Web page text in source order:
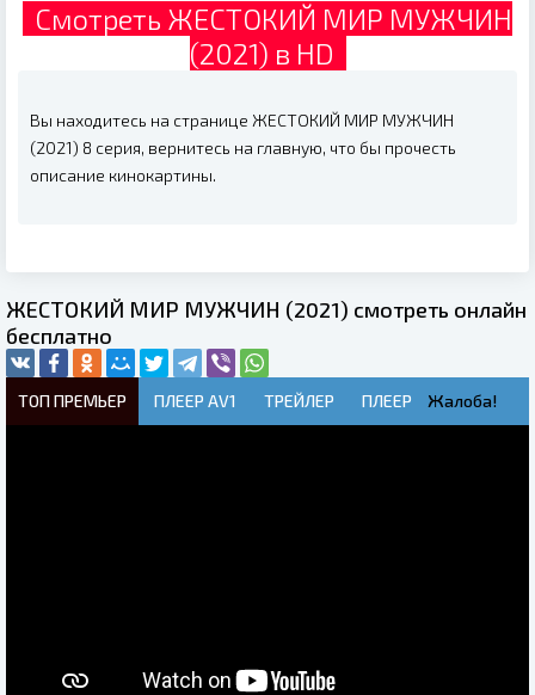
Смотреть ЖЕСТОКИЙ МИР МУЖЧИН
(2021) в HD
Вы находитесь на странице ЖЕСТОКИЙ МИР МУЖЧИН
(2021) 8 серия, вернитесь на главную, что бы прочесть
описание кинокартины.
ЖЕСТОКИЙ МИР МУЖЧИН (2021) смотреть онлайн
бесплатно
ТОП ПРЕМЬЕР ПЛЕЕР AV1 ТРЕЙЛЕР ПЛЕЕР Жалоба!